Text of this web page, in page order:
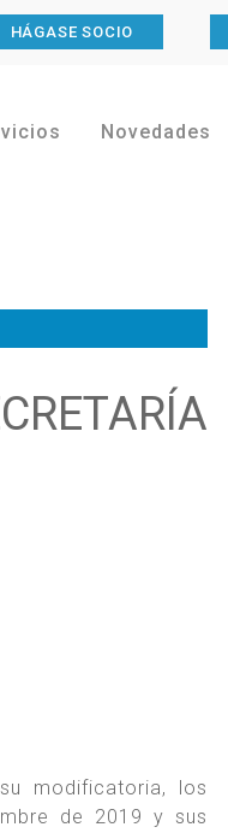
HÁGASE SOCIO
Novedades
modificatoria, los
de 2019 y sus